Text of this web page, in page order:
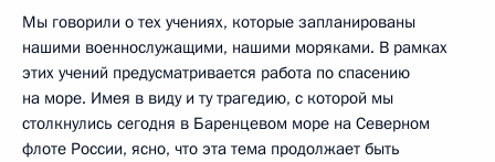
Мы говорили о тех учениях, которые запланированы
нашими военнослужащими, нашими моряками. В рамках
этих учений предусматривается работа по спасению
на море. Имея в виду и ту трагедию, с которой мы
столкнулись сегодня в Баренцевом море на Северном
флоте России, ясно, что эта тема продолжает быть